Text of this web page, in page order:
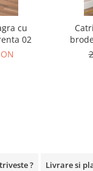
cu
02
? Livrare si